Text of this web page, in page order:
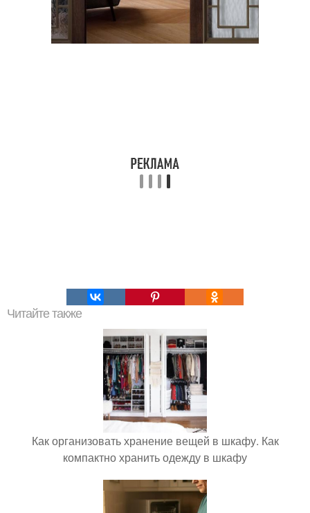
Читайте также
Как организовать хранение вещей в шкафу. Как
компактно хранить одежду в шкафу